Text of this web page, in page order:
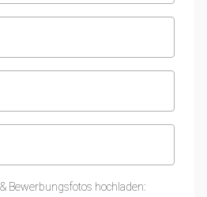
Bewerbungsfotos hochladen: